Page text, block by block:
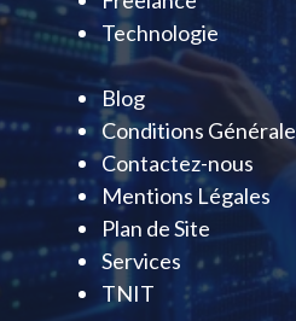
Technologie
Blog
Conditions
Contactez-nous
Mentions Légales
Plan de Site
Services
TNIT